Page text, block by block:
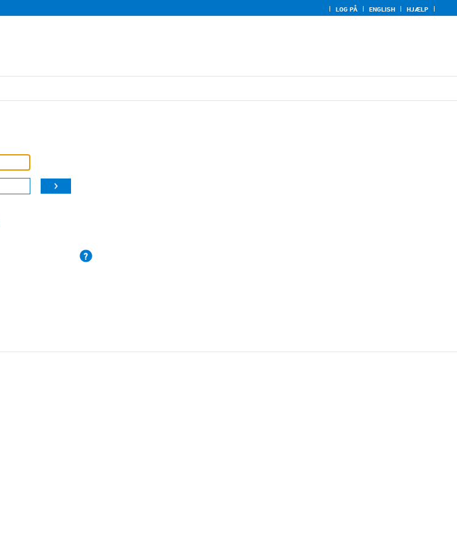
LOG PÅ ENGLISH HJÆLP